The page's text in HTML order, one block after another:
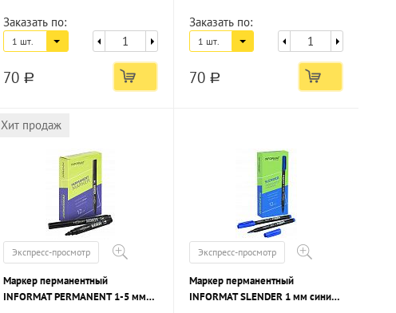
Заказать по:
1 шт.
70 a
Заказать по:
1 шт.
70 a
Хит продаж
Экспресс-просмотр
Маркер перманентный
INFORMAT PERMANENT 1-5 мм
Экспресс-просмотр
Маркер перманентный
INFORMAT SLENDER 1 мм синий,